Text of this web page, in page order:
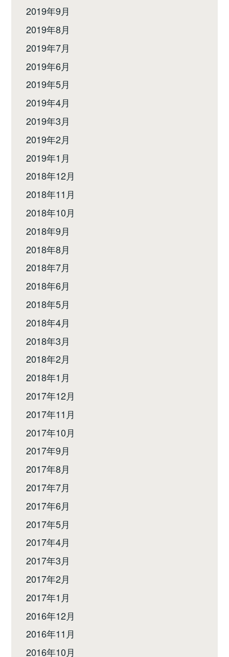
2019年9月
2019年8月
2019年7月
2019年6月
2019年5月
2019年4月
2019年3月
2019年2月
2019年1月
2018年12月
2018年11月
2018年10月
2018年9月
2018年8月
2018年7月
2018年6月
2018年5月
2018年4月
2018年3月
2018年2月
2018年1月
2017年12月
2017年11月
2017年10月
2017年9月
2017年8月
2017年7月
2017年6月
2017年5月
2017年4月
2017年3月
2017年2月
2017年1月
2016年12月
2016年11月
2016年10月